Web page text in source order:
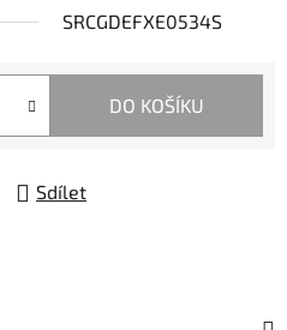
SRCGDEFXE0534S
DO KOŠÍKU
Sdílet